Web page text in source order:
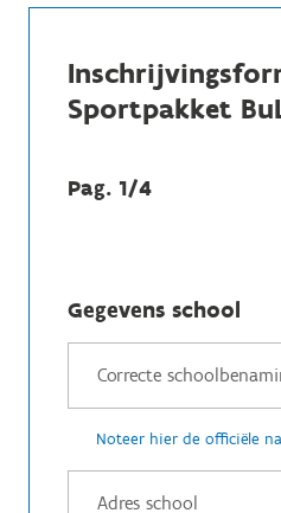
Sportpakket
Pag. 1/4
Gegevens school
Noteer hier de officiële